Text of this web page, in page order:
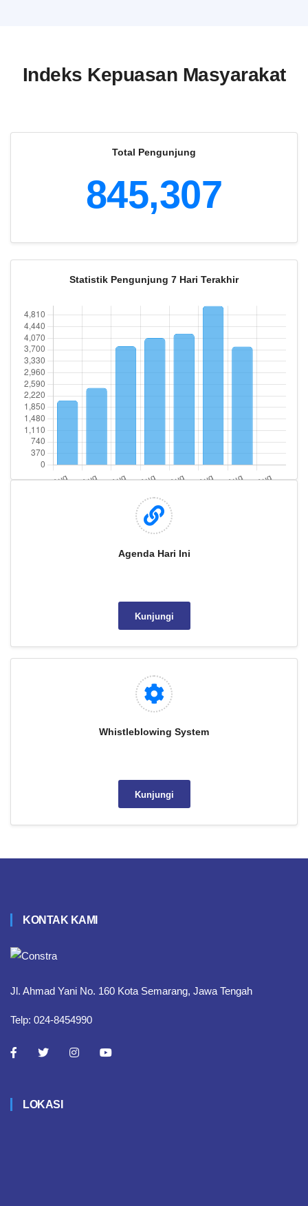
Indeks Kepuasan Masyarakat
Total Pengunjung
845,307
Statistik Pengunjung 7 Hari Terakhir
Agenda Hari Ini
Kunjungi
Whistleblowing System
Kunjungi
KONTAK KAMI
Jl. Ahmad Yani No. 160 Kota Semarang, Jawa Tengah
Telp: 024-8454990
LOKASI